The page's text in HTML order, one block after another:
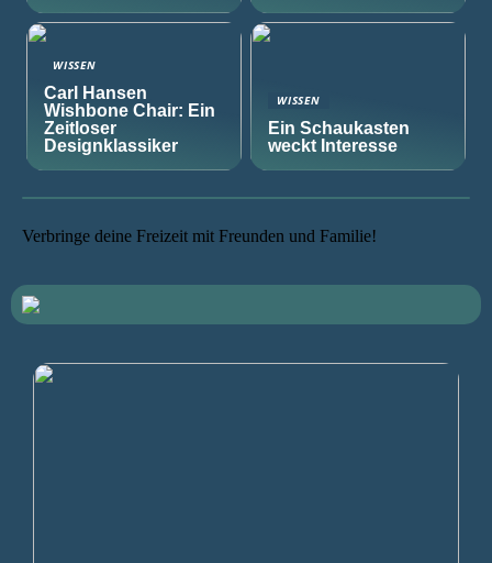
WISSEN
Carl Hansen
Wishbone Chair: Ein
Zeitloser
Designklassiker
WISSEN
Ein Schaukasten
weckt Interesse
Verbringe deine Freizeit mit Freunden und Familie!